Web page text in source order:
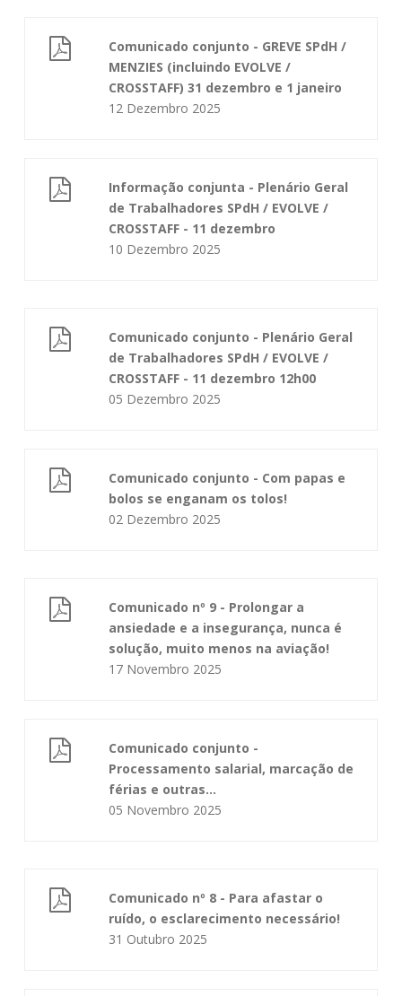
Comunicado conjunto - GREVE SPdH /
MENZIES (incluindo EVOLVE /
CROSSTAFF) 31 dezembro e 1 janeiro
12 Dezembro 2025
Informação conjunta - Plenário Geral
de Trabalhadores SPdH / EVOLVE /
CROSSTAFF - 11 dezembro
10 Dezembro 2025
Comunicado conjunto - Plenário Geral
de Trabalhadores SPdH / EVOLVE /
CROSSTAFF - 11 dezembro 12h00
05 Dezembro 2025
Comunicado conjunto - Com papas e
bolos se enganam os tolos!
02 Dezembro 2025
Comunicado nº 9 - Prolongar a
ansiedade e a insegurança, nunca é
solução, muito menos na aviação!
17 Novembro 2025
Comunicado conjunto -
Processamento salarial, marcação de
férias e outras…
05 Novembro 2025
Comunicado nº 8 - Para afastar o
ruído, o esclarecimento necessário!
31 Outubro 2025